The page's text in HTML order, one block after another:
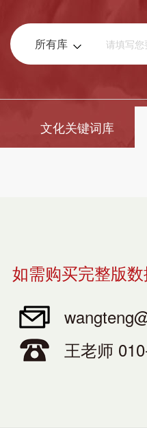
所有库
文化关键词库
如需购买完整版数
王老师